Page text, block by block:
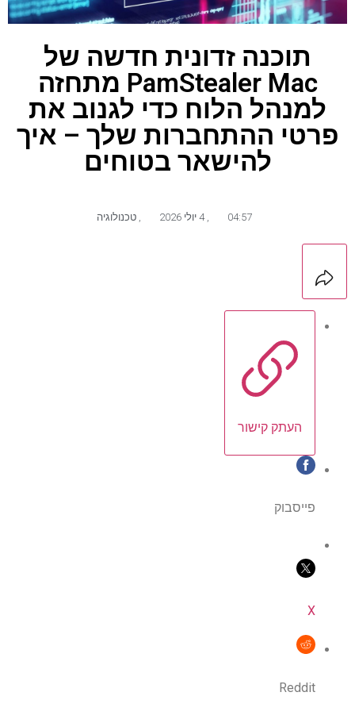
תוכנה זדונית חדשה של
PamStealer Mac מתחזה
למנהל הלוח כדי לגנוב את
פרטי ההתחברות שלך – איך
להישאר בטוחים
04:57 4 יולי 2026 טכנולוגיה
העתק קישור
פייסבוק
X
Reddit